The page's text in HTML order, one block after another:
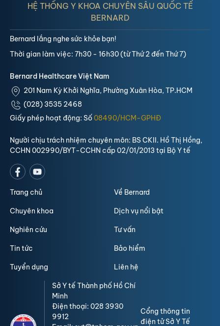
HỆ THỐNG Y KHOA CHUYÊN SÂU QUỐC TẾ
BERNARD
Bernard Healthcare Việt Nam
201 Nam Kỳ Khởi Nghĩa, Phường Xuân Hòa, TP.HCM
(028) 3535 2468
Giấy phép hoạt động: Số08490/HCM-GPHĐ
Người chịu trách nhiệm chuyên môn: BS CKII. Hồ Thị Hồng,
CCHN 002990/BYT-CCHN cấp 02/01/2013 tại Bộ Y tế
Bernard lắng nghe sức khỏe bạn!
Thời gian làm việc: 7h30 - 16h30 (từ Thứ 2 đến Thứ 7)
Trang chủ Về Bernard
Chuyên khoa Dịch vụ nổi bật
Nghiên cứu Tư vấn
Tin tức Bảo hiểm
Tuyển dụng Liên hệ
Sở Y tế Thành phố Hồ Chí
Minh
Điện thoại: 028 3930
9912
Cổng thông tin
điện tử Sở Y Tế